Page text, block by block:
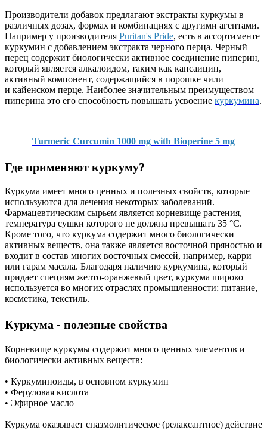
Производители добавок предлагают экстракты куркумы в
различных дозах, формах и комбинациях с другими агентами.
Например у производителя Puritan's Pride, есть в ассортименте
куркумин с добавлением экстракта черного перца. Черный
перец содержит биологически активное соединение пиперин,
который является алкалоидом, таким как капсаицин,
активный компонент, содержащийся в порошке чили
и кайенском перце. Наиболее значительным преимуществом
пиперина это его способность повышать усвоение куркумина.
Turmeric Curcumin 1000 mg with Bioperine 5 mg
Где применяют куркуму?
Куркума имеет много ценных и полезных свойств, которые
используются для лечения некоторых заболеваний.
Фармацевтическим сырьем является корневище растения,
температура сушки которого не должна превышать 35 °С.
Кроме того, что куркума содержит много биологически
активных веществ, она также является восточной пряностью и
входит в состав многих восточных смесей, например, карри
или гарам масала. Благодаря наличию куркумина, который
придает специям желто-оранжевый цвет, куркума широко
используется во многих отраслях промышленности: питание,
косметика, текстиль.
Куркума - полезные свойства
Корневище куркумы содержит много ценных элементов и
биологически активных веществ:
• Куркуминоиды, в основном куркумин
• Феруловая кислота
• Эфирное масло
Куркума оказывает спазмолитическое (релаксантное) действие